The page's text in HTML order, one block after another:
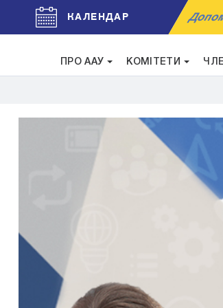
КАЛЕНДАР
ПРО ААУ КОМІТЕТИ